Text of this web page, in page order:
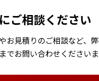
ご相談ください
お見積りのご相談など、
でお問い合わせくださいま